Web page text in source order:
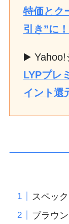
特価とク
引き”に
▶️ Yahoo!
LYPプレ
イント還
スペッ
ブラウ